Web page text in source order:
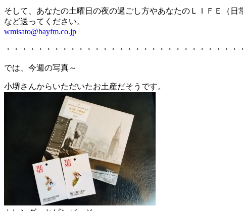
そして、あなたの土曜日の夜の過ごし方やあなたのＬＩＦＥ（
など送ってください。
wmisato@bayfm.co.jp
・・・・・・・・・・・・・・・・・・・・・・・・・・・・
では、今週の写真～
小堺さんからいただいたお土産だそうです。